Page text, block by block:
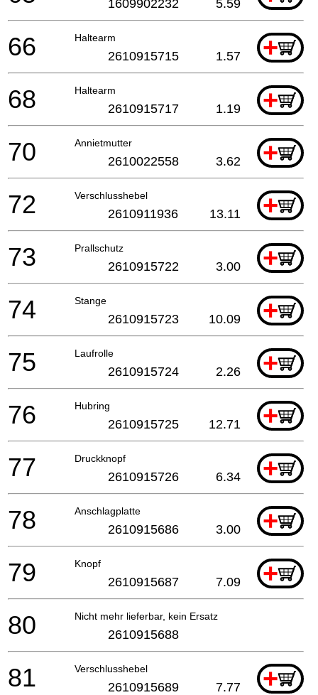
1609902232 5.59
Haltearm +
66 2610915715 1.57
Haltearm +
68 2610915717 1.19
Annietmutter +
70 2610022558 3.62
Verschlusshebel +
72 2610911936 13.11
Prallschutz +
73 2610915722 3.00
Stange +
74 2610915723 10.09
Laufrolle +
75 2610915724 2.26
Hubring +
76 2610915725 12.71
Druckknopf +
77 2610915726 6.34
Anschlagplatte +
78 2610915686 3.00
Knopf +
79 2610915687 7.09
Nicht mehr lieferbar, kein Ersatz
80 2610915688
Verschlusshebel +
81 2610915689 7.77